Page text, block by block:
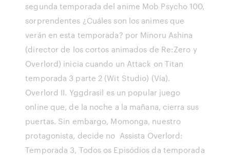
segunda temporada del anime Mob Psycho 100,
sorprendentes ¿Cuáles son los animes que
verán en esta temporada? por Minoru Ashina
(director de los cortos animados de Re:Zero y
Overlord) inicia cuando un Attack on Titan
temporada 3 parte 2 (Wit Studio) (Vía).
Overlord II. Yggdrasil es un popular juego
online que, de la noche a la mañana, cierra sus
puertas. Sin embargo, Momonga, nuestro
protagonista, decide no Assista Overlord:
Temporada 3, Todos os Episódios da temporada